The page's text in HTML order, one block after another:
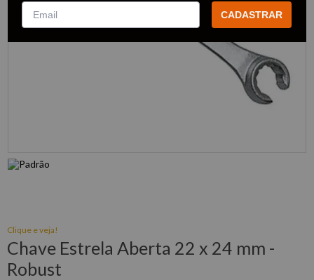
Clique e veja!
Chave Estrela Aberta 22 x 24 mm -
Robust
CADASTRAR